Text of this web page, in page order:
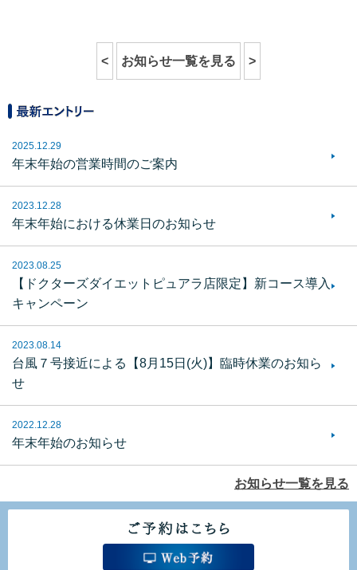
< お知らせ一覧を見る >
2025.12.29
年末年始の営業時間のご案内
2023.12.28
年末年始における休業日のお知らせ
2023.08.25
【ドクターズダイエットピュアラ店限定】新コース導入
キャンペーン
2023.08.14
台風７号接近による【8月15日(火)】臨時休業のお知ら
せ
2022.12.28
年末年始のお知らせ
お知らせ一覧を見る